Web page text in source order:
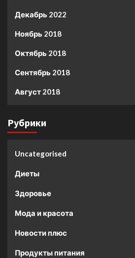
Декабрь 2022
Ноябрь 2018
Октябрь 2018
Сентябрь 2018
Август 2018
Рубрики
Uncategorised
Диеты
Здоровье
Мода и красота
Новости плюс
Продукты питания